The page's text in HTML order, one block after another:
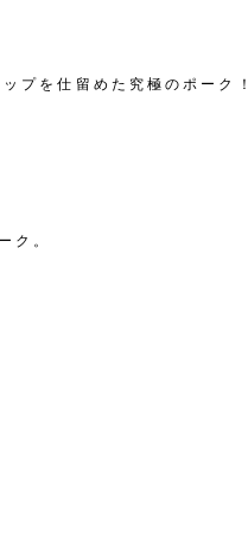
プを仕留めた究極のポーク！
ク。